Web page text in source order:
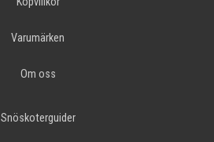
Varumärken
Om oss
Snöskoterguider